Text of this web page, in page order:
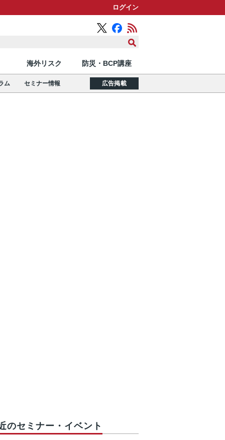
ログイン
海外リスク 防災・BCP講座
ム セミナー情報 広告掲載
のセミナー・イベント